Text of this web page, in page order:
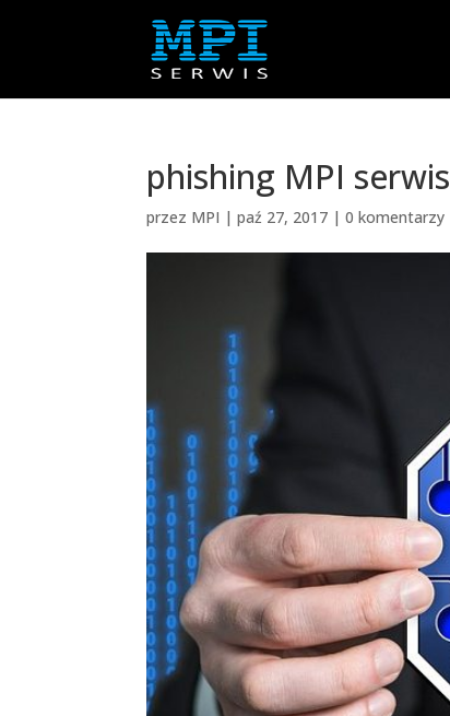
phishing MPI serwis
przez MPI |paź 27, 2017 |0 komentarzy